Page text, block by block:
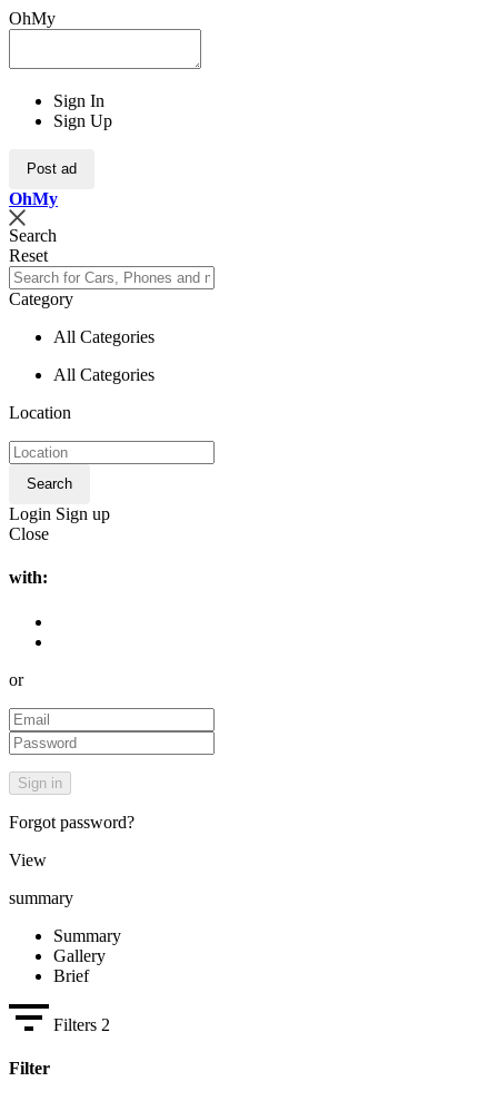
OhMy
Sign In
Sign Up
Post ad
OhMy
Search
Reset
Category
All Categories
All Categories
Location
Search
Login Sign up
Close
with:
or
Forgot password?
View
summary
Summary
Gallery
Brief
Filters 2
Filter